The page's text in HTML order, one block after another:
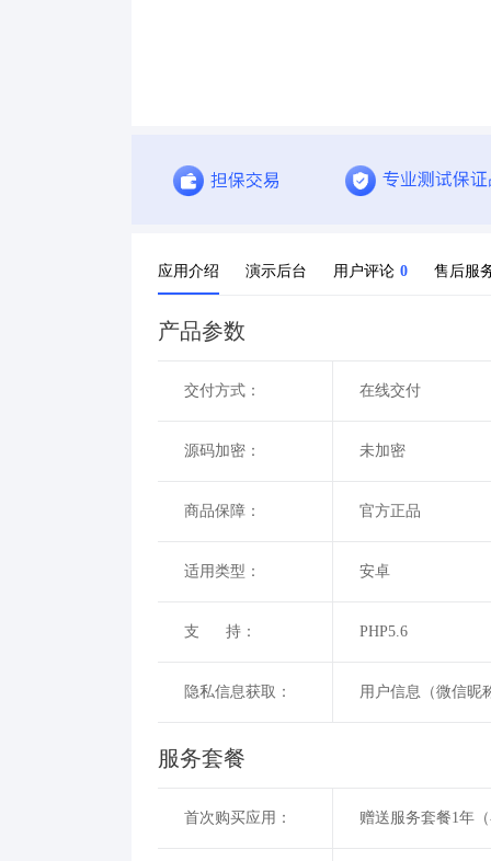
应用介绍 演示后台 用户评论 0 售后服
产品参数
交付方式： 在线交付
源码加密： 未加密
商品保障： 官方正品
适用类型： 安卓
支 持： PHP5.6
隐私信息获取： 用户信息（微信昵
服务套餐
首次购买应用： 赠送服务套餐1年